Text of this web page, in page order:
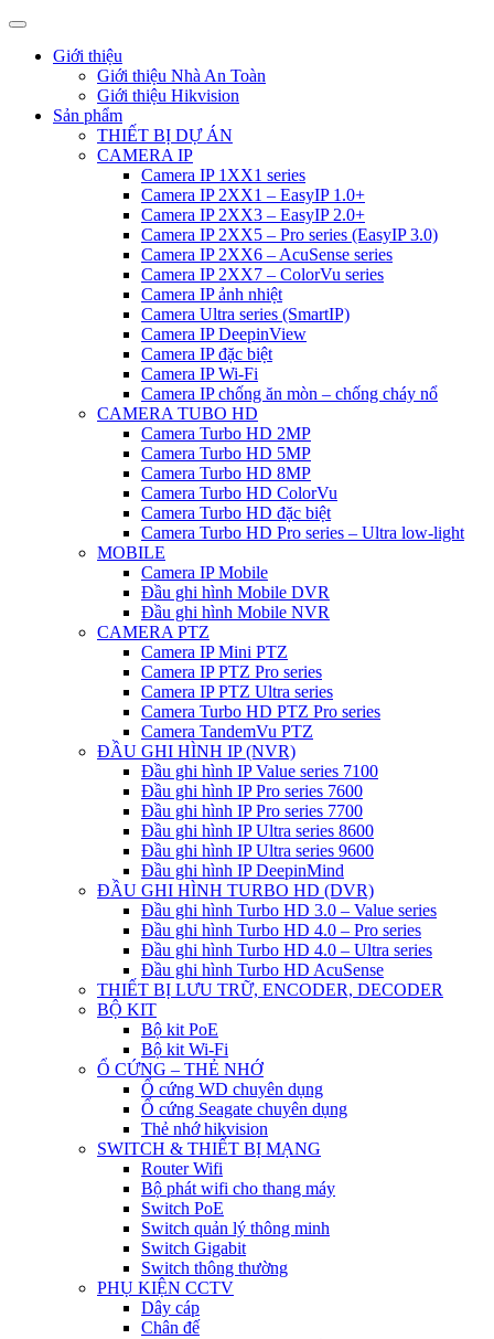
Giới thiệu
Giới thiệu Nhà An Toàn
Giới thiệu Hikvision
Sản phẩm
THIẾT BỊ DỰ ÁN
CAMERA IP
Camera IP 1XX1 series
Camera IP 2XX1 – EasyIP 1.0+
Camera IP 2XX3 – EasyIP 2.0+
Camera IP 2XX5 – Pro series (EasyIP 3.0)
Camera IP 2XX6 – AcuSense series
Camera IP 2XX7 – ColorVu series
Camera IP ảnh nhiệt
Camera Ultra series (SmartIP)
Camera IP DeepinView
Camera IP đặc biệt
Camera IP Wi-Fi
Camera IP chống ăn mòn – chống cháy nổ
CAMERA TUBO HD
Camera Turbo HD 2MP
Camera Turbo HD 5MP
Camera Turbo HD 8MP
Camera Turbo HD ColorVu
Camera Turbo HD đặc biệt
Camera Turbo HD Pro series – Ultra low-light
MOBILE
Camera IP Mobile
Đầu ghi hình Mobile DVR
Đầu ghi hình Mobile NVR
CAMERA PTZ
Camera IP Mini PTZ
Camera IP PTZ Pro series
Camera IP PTZ Ultra series
Camera Turbo HD PTZ Pro series
Camera TandemVu PTZ
ĐẦU GHI HÌNH IP (NVR)
Đầu ghi hình IP Value series 7100
Đầu ghi hình IP Pro series 7600
Đầu ghi hình IP Pro series 7700
Đầu ghi hình IP Ultra series 8600
Đầu ghi hình IP Ultra series 9600
Đầu ghi hình IP DeepinMind
ĐẦU GHI HÌNH TURBO HD (DVR)
Đầu ghi hình Turbo HD 3.0 – Value series
Đầu ghi hình Turbo HD 4.0 – Pro series
Đầu ghi hình Turbo HD 4.0 – Ultra series
Đầu ghi hình Turbo HD AcuSense
THIẾT BỊ LƯU TRỮ, ENCODER, DECODER
BỘ KIT
Bộ kit PoE
Bộ kit Wi-Fi
Ổ CỨNG – THẺ NHỚ
Ổ cứng WD chuyên dụng
Ổ cứng Seagate chuyên dụng
Thẻ nhớ hikvision
SWITCH & THIẾT BỊ MẠNG
Router Wifi
Bộ phát wifi cho thang máy
Switch PoE
Switch quản lý thông minh
Switch Gigabit
Switch thông thường
PHỤ KIỆN CCTV
Dây cáp
Chân đế